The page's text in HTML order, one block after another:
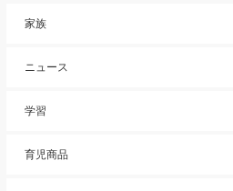
家族
ニュース
学習
育児商品